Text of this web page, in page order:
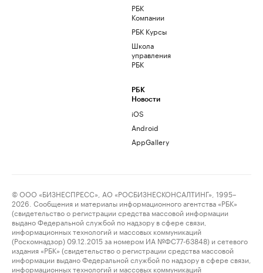
РБК
Компании
РБК Курсы
Школа
управления
РБК
РБК
Новости
iOS
Android
AppGallery
© ООО «БИЗНЕСПРЕСС», АО «РОСБИЗНЕСКОНСАЛТИНГ», 1995–
2026. Сообщения и материалы информационного агентства «РБК»
(свидетельство о регистрации средства массовой информации
выдано Федеральной службой по надзору в сфере связи,
информационных технологий и массовых коммуникаций
(Роскомнадзор) 09.12.2015 за номером ИА №ФС77-63848) и сетевого
издания «РБК» (свидетельство о регистрации средства массовой
информации выдано Федеральной службой по надзору в сфере связи,
информационных технологий и массовых коммуникаций